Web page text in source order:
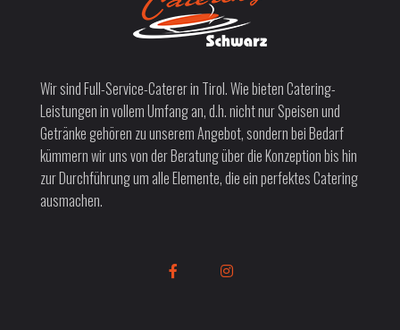
Wir sind Full-Service-Caterer in Tirol. Wie bieten Catering-
Leistungen in vollem Umfang an, d.h. nicht nur Speisen und
Getränke gehören zu unserem Angebot, sondern bei Bedarf
kümmern wir uns von der Beratung über die Konzeption bis hin
zur Durchführung um alle Elemente, die ein perfektes Catering
ausmachen.